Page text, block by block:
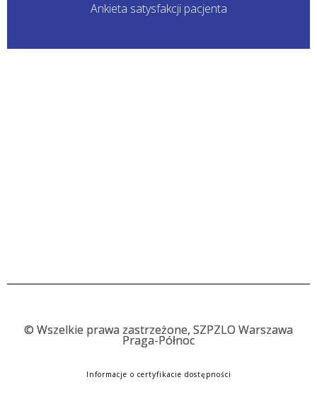
Ankieta satysfakcji pacjenta
© Wszelkie prawa zastrzeżone, SZPZLO Warszawa
Praga-Północ
Informacje o certyfikacie dostępności